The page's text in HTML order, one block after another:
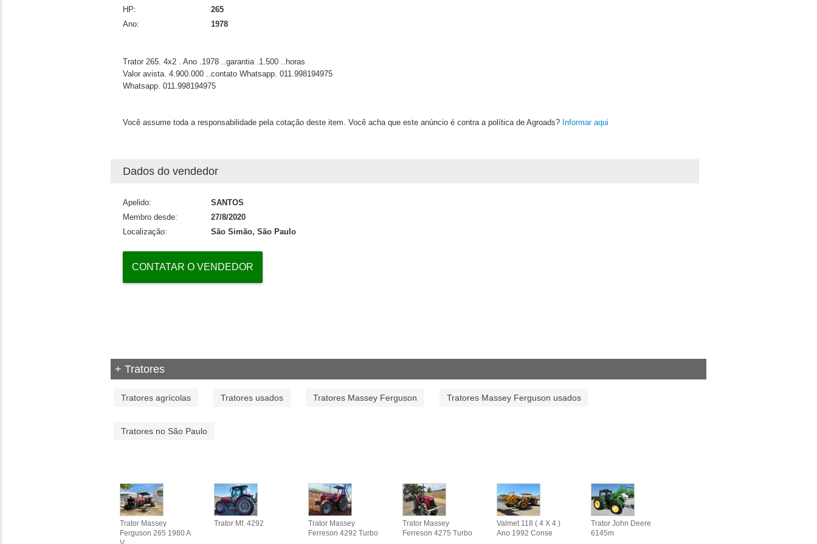
HP:
265
Ano:
1978
Trator 265. 4x2 . Ano .1978 ..garantia .1.500 ..horas
Valor avista. 4.900.000 ..contato Whatsapp. 011.998194975
Whatsapp. 011.998194975
Você assume toda a responsabilidade pela cotação deste item. Você acha que este anúncio é contra a política de Agroads? Informar aqui
Dados do vendedor
Apelido:
SANTOS
Membro desde:
27/8/2020
Localização:
São Simão, São Paulo
CONTATAR O VENDEDOR
+ Tratores
Tratores agrícolas Tratores usados Tratores Massey Ferguson Tratores Massey Ferguson usados
Tratores no São Paulo
Trator Massey
Ferguson 265 1980 A
Trator Mf. 4292
Trator Massey
Ferreson 4292 Turbo
Trator Massey
Ferreson 4275 Turbo
Valmet 118 ( 4 X 4 )
Ano 1992 Conse
Trator John Deere
6145m